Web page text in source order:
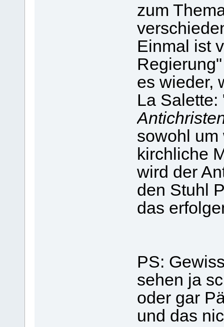
zum
Einmal ist
es wieder,
La Salette:
sowohl um
kirchliche
wird der
den Stuhl
das
PS:
sehen ja
oder gar
und das